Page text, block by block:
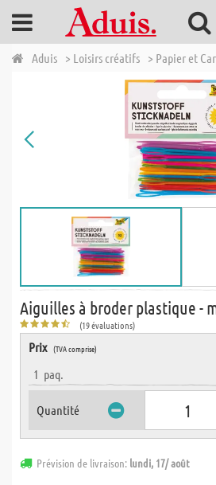
Aduis > Loisirs créatifs > Papier et
Aiguilles à broder plastique -
(19 évaluations)
Prix (TVA comprise)
1 paq.
Quantité
Prévision de livraison: lundi, 17/ août